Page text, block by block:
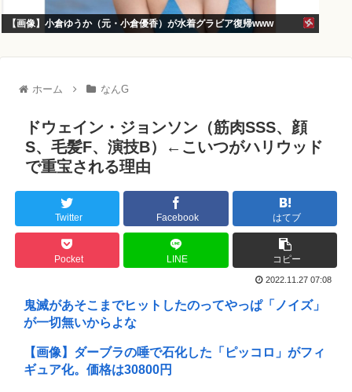
【画像】小倉ゆうか（元・小倉優香）が水着グラビア復帰www
ホーム なんG
ドウェイン・ジョンソン（筋肉SSS、顔
S、毛髪F、演技B）←こいつがハリウッド
で重宝される理由
Twitter Facebook はてブ
Pocket LINE コピー
2022.11.27 07:08
鬼滅があそこまでヒットしたのってやっぱ「ノイズ」
が一切無いからよな
【画像】ダーブラの唾で石化した「ピッコロ」がフィ
ギュア化。価格は30800円